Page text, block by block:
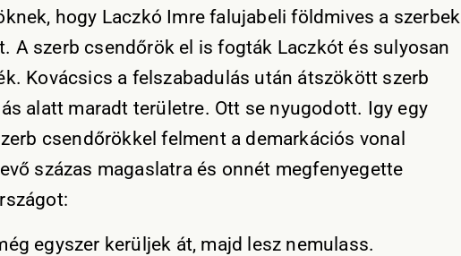
hogy Laczkó Imre falujabeli földmives a szerbek
A szerb csendőrök el is fogták Laczkót és sulyosan
Kovácsics a felszabadulás után átszökött szerb
alatt maradt területre. Ott se nyugodott. Igy egy
csendőrökkel felment a demarkációs vonal
százas magaslatra és onnét megfenyegette
egyszer kerüljek át, majd lesz nemulass.